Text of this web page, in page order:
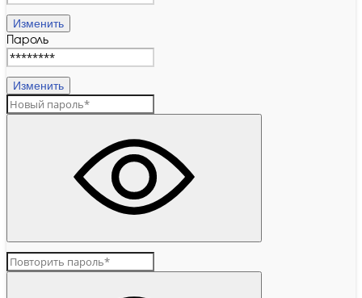
Изменить
Пароль
Изменить